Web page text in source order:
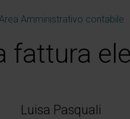
Amministrativo contabile
fattura
Luisa Pasquali